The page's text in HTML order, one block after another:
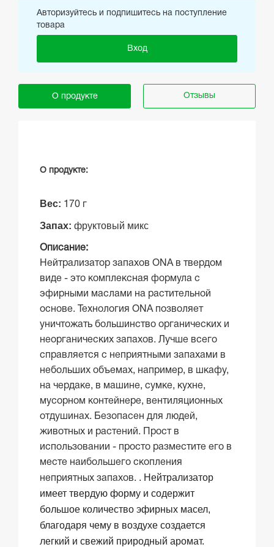
Авторизуйтесь и подпишитесь на поступление
товара
Вход
О продукте Отзывы
О продукте:
Вес: 170 г
Запах: фруктовый микс
Описание:
Нейтрализатор запахов ONA в твердом
виде - это комплексная формула с
эфирными маслами на растительной
основе. Технология ONA позволяет
уничтожать большинство органических и
неорганических запахов. Лучше всего
справляется с неприятными запахами в
небольших объемах, например, в шкафу,
на чердаке, в машине, сумке, кухне,
мусорном контейнере, вентиляционных
отдушинах. Безопасен для людей,
животных и растений. Прост в
использовании - просто разместите его в
месте наибольшего скопления
неприятных запахов. . Нейтрализатор
имеет твердую форму и содержит
большое количество эфирных масел,
благодаря чему в воздухе создается
легкий и свежий природный аромат.